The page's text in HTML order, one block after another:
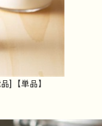
]【単品】